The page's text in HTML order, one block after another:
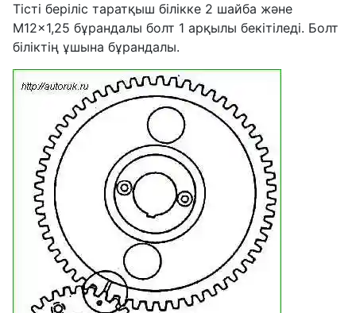
Тісті беріліс таратқыш білікке 2 шайба және
M12x1,25 бұрандалы болт 1 арқылы бекітіледі. Болт
біліктің ұшына бұрандалы.